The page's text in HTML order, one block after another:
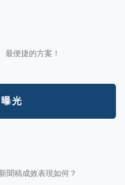
便捷的方案！
光
聞稿成效表現如何？